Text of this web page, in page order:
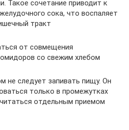
Такое сочетание приводит к
сока, что воспаляет
тракт
от совмещения
со свежим хлебом
не следует запивать пищу. Он
только в промежутках
отдельным приемом